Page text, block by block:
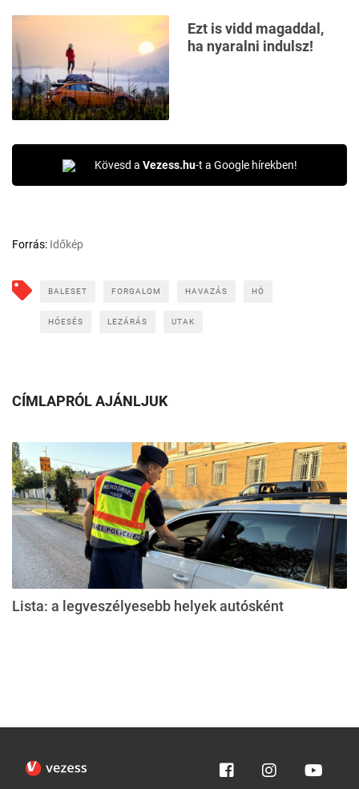
Ezt is vidd magaddal,
ha nyaralni indulsz!
Kövesd a Vezess.hu-t a Google hírekben!
Forrás: Időkép
BALESET FORGALOM HAVAZÁS HÓ
HÓESÉS LEZÁRÁS UTAK
CÍMLAPRÓL AJÁNLJUK
Lista: a legveszélyesebb helyek autósként